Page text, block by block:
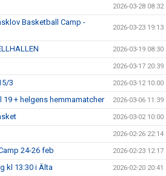
2026-03-28 08:32
Basketball Camp -
2026-03-23 19:13
2026-03-19 08:30
2026-03-17 20:39
3 2026-03-12 10:00
+ helgens hemmamatcher 2026-03-06 11:39
2026-03-02 10:00
2026-02-26 22:14
24-26 feb 2026-02-23 12:17
kl 13:30 i Älta 2026-02-20 20:41